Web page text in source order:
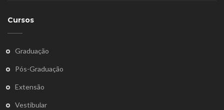
Cursos
Graduação
Pós-Graduação
Extensão
Vestibular